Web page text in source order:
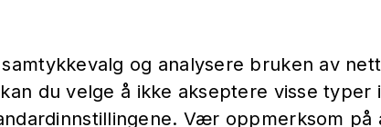
og analysere bruken av
du velge å ikke akseptere visse typer
Vær oppmerksom